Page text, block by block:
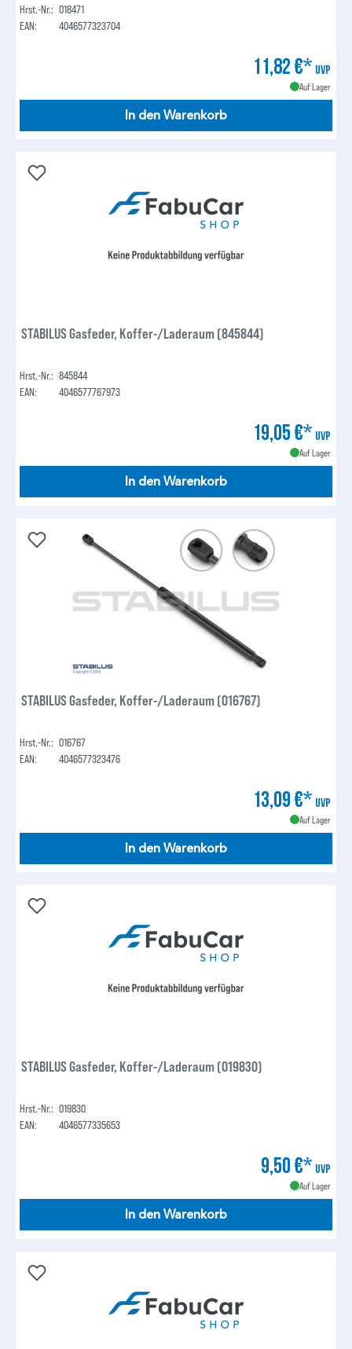
Hrst.-Nr.: 018471
EAN:
4046577323704
11,82 €* UVP
Auf Lager
In den Warenkorb
STABILUS Gasfeder, Koffer-/Laderaum (845844)
Hrst.-Nr.: 845844
EAN:
4046577767973
19,05 €* UVP
Auf Lager
In den Warenkorb
STABILUS Gasfeder, Koffer-/Laderaum (016767)
Hrst.-Nr.: 016767
EAN:
4046577323476
13,09 €* UVP
Auf Lager
In den Warenkorb
STABILUS Gasfeder, Koffer-/Laderaum (019830)
Hrst.-Nr.: 019830
EAN:
4046577335653
9,50 €* UVP
Auf Lager
In den Warenkorb